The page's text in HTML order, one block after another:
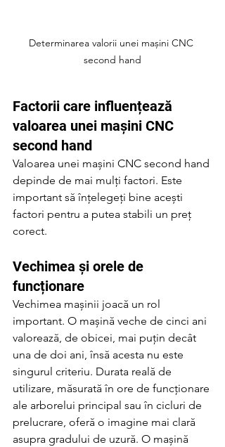
Determinarea valorii unei mașini CNC
second hand
Factorii care influențează
valoarea unei mașini CNC
second hand
Valoarea unei mașini CNC second hand
depinde de mai mulți factori. Este
important să înțelegeți bine acești
factori pentru a putea stabili un preț
corect.
Vechimea și orele de
funcționare
Vechimea mașinii joacă un rol
important. O mașină veche de cinci ani
valorează, de obicei, mai puțin decât
una de doi ani, însă acesta nu este
singurul criteriu. Durata reală de
utilizare, măsurată în ore de funcționare
ale arborelui principal sau în cicluri de
prelucrare, oferă o imagine mai clară
asupra gradului de uzură. O mașină